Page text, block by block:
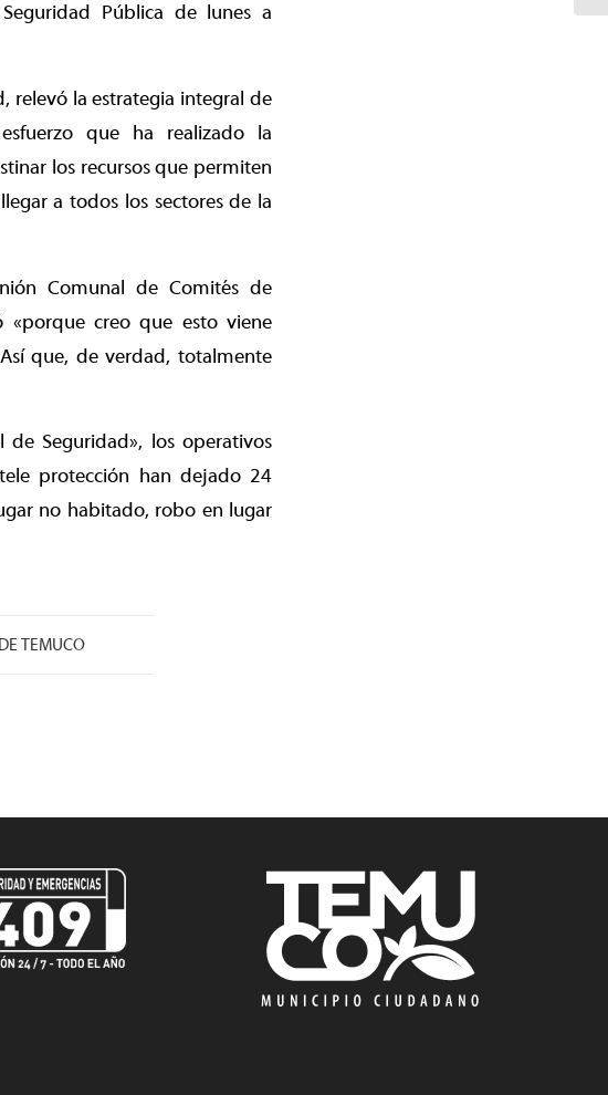
Pública de lunes a
relevó la estrategia integral de
que ha realizado la
los recursos que permiten
a todos los sectores de la
Comunal de Comités de
«porque creo que esto viene
que, de verdad, totalmente
Seguridad», los operativos
protección han dejado 24
no habitado, robo en lugar
TEMUCO